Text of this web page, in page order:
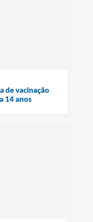
de vacinação
14 anos